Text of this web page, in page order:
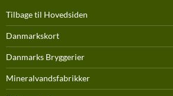
Tilbage til Hovedsiden
Danmarkskort
Danmarks Bryggerier
Mineralvandsfabrikker